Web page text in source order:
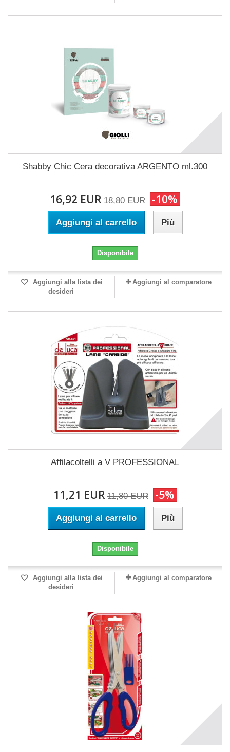
Shabby Chic Cera decorativa ARGENTO ml.300
16,92 EUR 18,80 EUR -10%
Aggiungi al carrello Più
Disponibile
Aggiungi alla lista dei
desideri
Aggiungi al comparatore
Affilacoltelli a V PROFESSIONAL
11,21 EUR 11,80 EUR -5%
Aggiungi al carrello Più
Disponibile
Aggiungi alla lista dei
desideri
Aggiungi al comparatore